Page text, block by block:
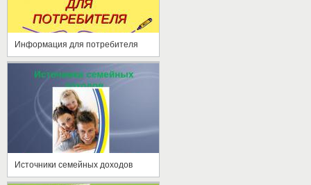
Информация для потребителя
Источники семейных доходов